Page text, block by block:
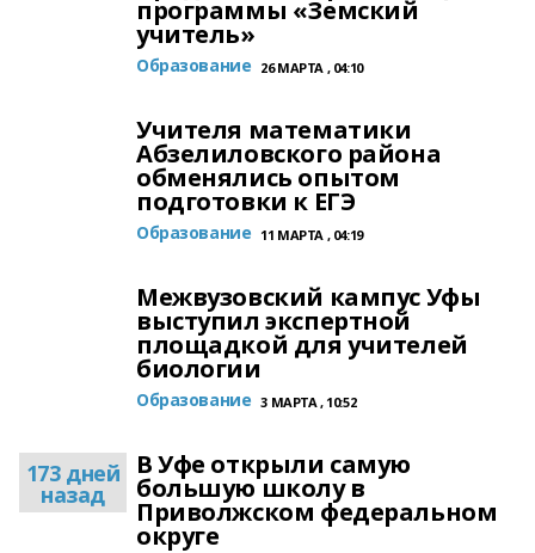
программы «Земский
учитель»
Образование 26 МАРТА , 04:10
Учителя математики
Абзелиловского района
обменялись опытом
подготовки к ЕГЭ
Образование 11 МАРТА , 04:19
Межвузовский кампус Уфы
выступил экспертной
площадкой для учителей
биологии
Образование 3 МАРТА , 10:52
173 дней
назад
В Уфе открыли самую
большую школу в
Приволжском федеральном
округе